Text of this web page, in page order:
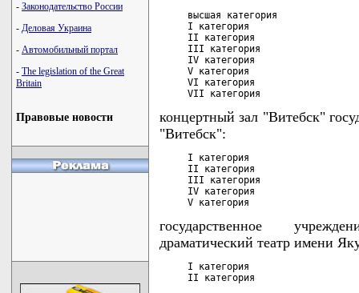
- Законодательство России
- Деловая Украина
- Автомобильный портал
- The legislation of the Great
Britain
Правовые новости
высшая категория
I категория
II категория
III категория
IV категория
V категория
VI категория
VII категория
концертный зал "Витебск"
"Витебск":
I категория
II категория
III категория
IV категория
V категория
государственное
драматический театр имени
I категория
II категория